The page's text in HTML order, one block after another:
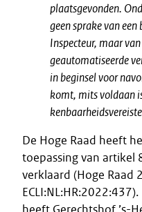
plaatsgevonden.
geen sprake van
Inspecteur, maar
geautomatiseerde
in beginsel voor
komt, mits voldaan
De Hoge Raad heeft
toepassing van artikel
verklaard (Hoge Raad